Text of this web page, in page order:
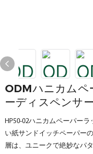
ODMハニカムペ
ーディスペンサ
HP50-02ハニカムペーパー
い紙サンドイッチペーパー
層は、ユニークで絶妙なパ